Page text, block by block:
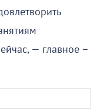
— главное –